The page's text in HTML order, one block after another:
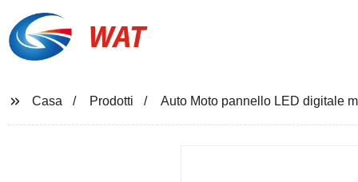
WAT
Casa Prodotti Auto Moto pannello LED digitale